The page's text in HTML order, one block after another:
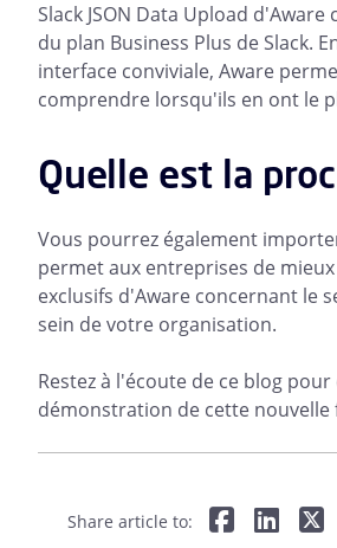
Slack JSON Data Upload
du plan Business Plus de Slack.
interface conviviale, Aware
comprendre lorsqu'ils en ont le
Quelle est la
Vous pourrez également
permet aux entreprises de
exclusifs d'Aware concernant le
sein de votre organisation.
Restez à l'écoute de ce blog
démonstration de cette nouvelle
Share article to: